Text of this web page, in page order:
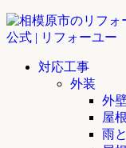
対応工事
外装
外
屋
雨